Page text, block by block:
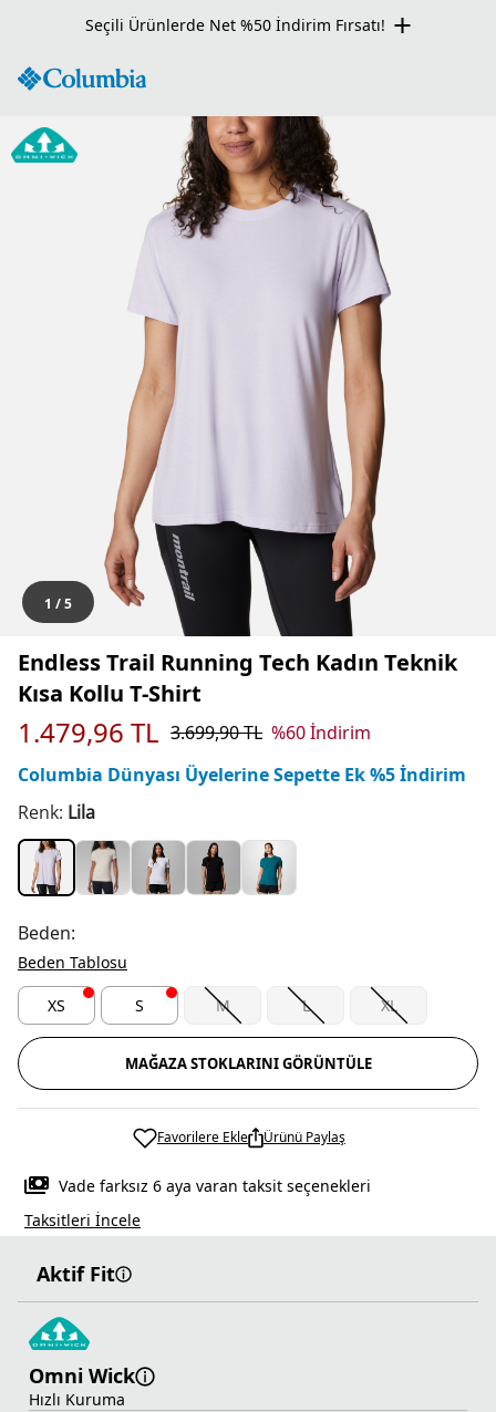
Seçili Ürünlerde Net %50 İndirim Fırsatı!
1 /5
Endless Trail Running Tech Kadın Teknik
Kısa Kollu T-Shirt
1.479,96 TL 3.699,90TL %60İndirim
Columbia Dünyası Üyelerine Sepette Ek %5 İndirim
Renk: Lila
Beden:
Beden Tablosu
XS S M L XL
MAĞAZA STOKLARINI GÖRÜNTÜLE
Favorilere Ekle Ürünü Paylaş
Vade farksız 6 aya varan taksit seçenekleri
Taksitleri İncele
Aktif Fit
Omni Wick
Hızlı Kuruma